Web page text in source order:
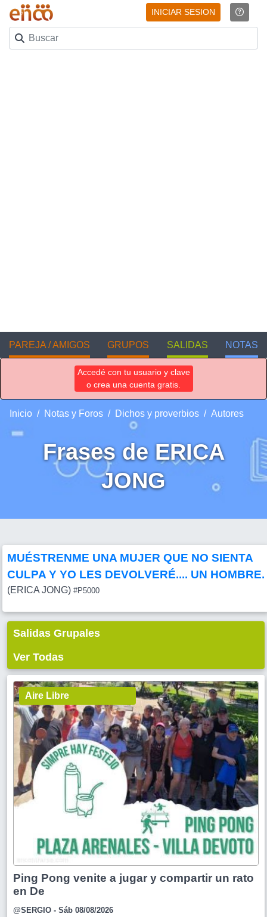
INICIAR SESION
PAREJA / AMIGOS GRUPOS SALIDAS NOTAS
Accedé con tu usuario y clave
o crea una cuenta gratis.
Inicio Notas y Foros Dichos y proverbios Autores
Frases de ERICA
JONG
MUÉSTRENME UNA MUJER QUE NO SIENTA
CULPA Y YO LES DEVOLVERÉ.... UN HOMBRE.
(ERICA JONG) #P5000
Salidas Grupales
Ver Todas
Aire Libre
Ping Pong venite a jugar y compartir un rato
en De
@SERGIO - Sáb 08/08/2026